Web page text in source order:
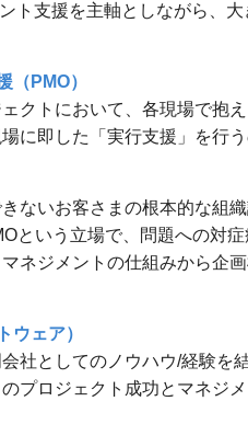
ト支援を主軸としながら、
（PMO）
クトにおいて、各現場で抱
に即した「実行支援」を行う
ないお客さまの根本的な組
という立場で、問題への対
ネジメントの仕組みから企
ウェア）
社としてのノウハウ/経験を
プロジェクト成功とマネジ